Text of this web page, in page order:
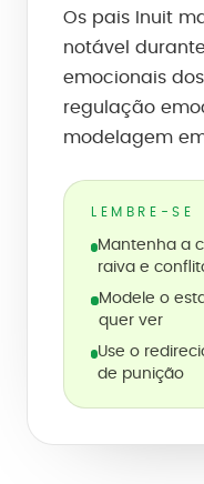
Os pais Inuit
notável
emocionais
regulação
modelagem
LEMBRE-SE
Mantenha a
raiva e
Modele o
quer ver
Use o
de punição